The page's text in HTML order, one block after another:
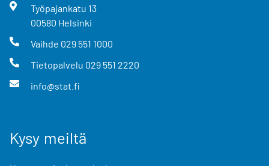
Työpajankatu 13
00580 Helsinki
Vaihde 029 551 1000
Tietopalvelu 029 551 2220
info@stat.fi
Kysy meiltä